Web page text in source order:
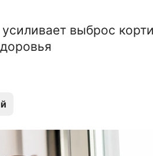
выброс